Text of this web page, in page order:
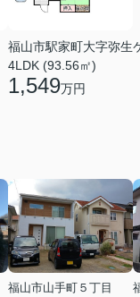
福山市駅家町大字弥生
4LDK (93.56㎡)
1,549万円
福山市山手町５丁目